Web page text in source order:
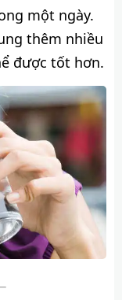
một ngày.
thêm nhiều
được tốt hơn.